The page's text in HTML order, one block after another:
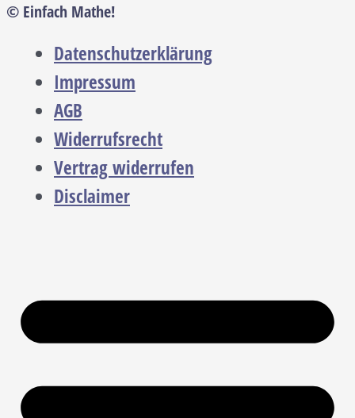
© Einfach Mathe!
Datenschutzerklärung
Impressum
AGB
Widerrufsrecht
Vertrag widerrufen
Disclaimer